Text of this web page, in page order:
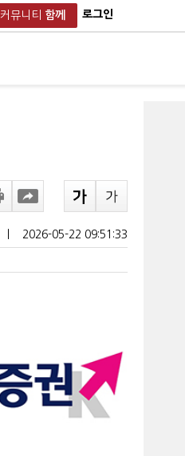
커뮤니티 함께 로그인
2026-05-22 09:51:33